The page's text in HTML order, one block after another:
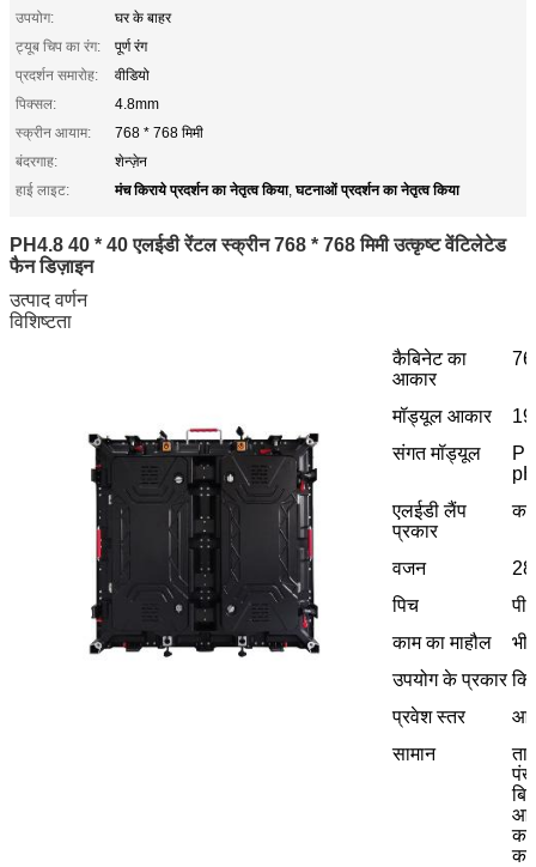
उपयोग:
घर के बाहर
ट्यूब चिप का रंग:
पूर्ण रंग
प्रदर्शन समारोह:
वीडियो
पिक्सल:
4.8mm
स्क्रीन आयाम:
768 * 768 मिमी
बंदरगाह:
शेन्ज़ेन
हाई लाइट:
मंच किराये प्रदर्शन का नेतृत्व किया,घटनाओं प्रदर्शन का नेतृत्व किया
PH4.8 40 * 40 एलईडी रेंटल स्क्रीन 768 * 768 मिमी उत्कृष्ट वेंटिलेटेड
फैन डिज़ाइन
उत्पाद वर्णन
विशिष्टता
कैबिनेट का
आकार
मॉड्यूल आकार
संगत मॉड्यूल
एलईडी लैंप
प्रकार
वजन
पिच
पी
काम का माहौल
उपयोग के प्रकार
प्रवेश स्तर
सामान